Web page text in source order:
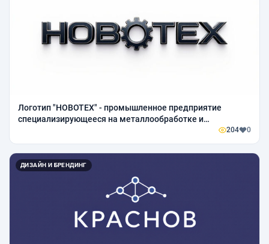
Логотип "HOBOTEX" - промышленное предприятие
специализирующееся на металлообработке и
204 0
ДИЗАЙН И БРЕНДИНГ